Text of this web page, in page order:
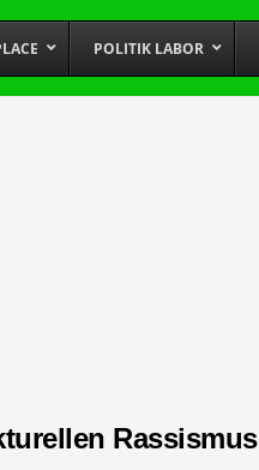
POLITIK LABOR
Rassismus